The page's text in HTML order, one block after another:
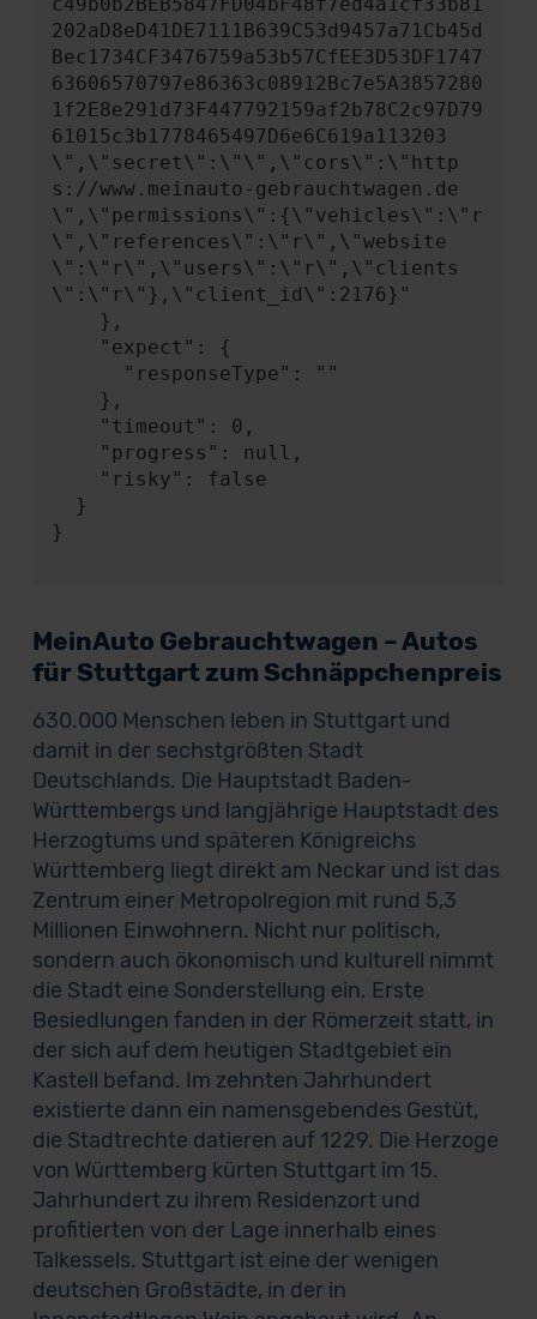
202aD8eD41DE7111B639C53d9457a71Cb45d
Bec1734CF3476759a53b57CfEE3D53DF1747
63606570797e86363c08912Bc7e5A3857280
1f2E8e291d73F447792159af2b78C2c97D79
61015c3b1778465497D6e6C619a113203
\",\"secret\":\"\",\"cors\":\"http
s://www.meinauto-gebrauchtwagen.de
\",\"permissions\":{\"vehicles\":\"r
\",\"references\":\"r\",\"website
\":\"r\",\"users\":\"r\",\"clients
\":\"r\"},\"client_id\":2176}"
}
MeinAuto Gebrauchtwagen – Autos
für Stuttgart zum Schnäppchenpreis
630.000 Menschen leben in Stuttgart und
damit in der sechstgrößten Stadt
Deutschlands. Die Hauptstadt Baden-
Württembergs und langjährige Hauptstadt des
Herzogtums und späteren Königreichs
Württemberg liegt direkt am Neckar und ist das
Zentrum einer Metropolregion mit rund 5,3
Millionen Einwohnern. Nicht nur politisch,
sondern auch ökonomisch und kulturell nimmt
die Stadt eine Sonderstellung ein. Erste
Besiedlungen fanden in der Römerzeit statt, in
der sich auf dem heutigen Stadtgebiet ein
Kastell befand. Im zehnten Jahrhundert
existierte dann ein namensgebendes Gestüt,
die Stadtrechte datieren auf 1229. Die Herzoge
von Württemberg kürten Stuttgart im 15.
Jahrhundert zu ihrem Residenzort und
profitierten von der Lage innerhalb eines
Talkessels. Stuttgart ist eine der wenigen
deutschen Großstädte, in der in